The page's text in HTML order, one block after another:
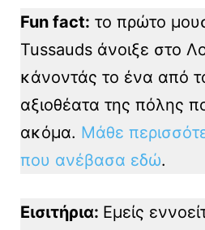
Fun fact: το πρώτο
Tussauds άνοιξε στο
κάνοντάς το ένα από
αξιοθέατα της πόλης
ακόμα. Μάθε
που ανέβασα εδώ.
Εισιτήρια: Εμείς